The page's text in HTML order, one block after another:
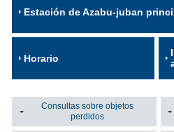
Estación de Azabu-juban
Horario
Consultas sobre objetos
perdidos